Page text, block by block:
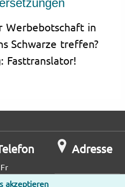
Werbebotschaft in
Schwarze treffen?
Fasttranslator!
akzeptieren
Adresse